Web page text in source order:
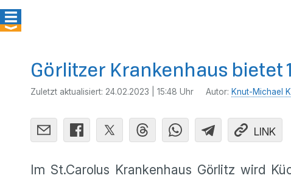
Görlitzer Krankenhaus bietet
Zuletzt aktualisiert: 24.02.2023 | 15:48 Uhr Autor: Knut-Michael
LINK
Im St.Carolus Krankenhaus Görlitz wird